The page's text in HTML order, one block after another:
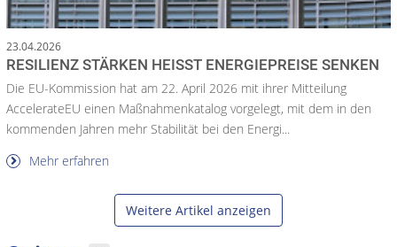
23.04.2026
RESILIENZ STÄRKEN HEISST ENERGIEPREISE SENKEN
Die EU-Kommission hat am 22. April 2026 mit ihrer Mitteilung
AccelerateEU einen Maßnahmenkatalog vorgelegt, mit dem in den
kommenden Jahren mehr Stabilität bei den Energi...
Mehr erfahren
Weitere Artikel anzeigen